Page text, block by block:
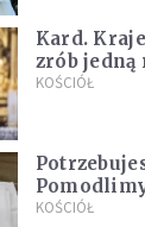
Kard.
zrób jedną
stanie się
KOŚCIÓŁ
KOŚCIÓŁ